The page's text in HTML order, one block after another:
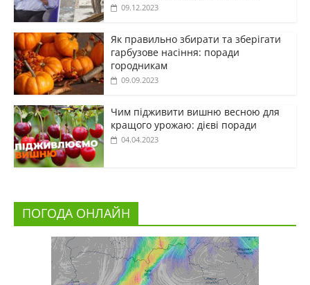
09.12.2023
Як правильно збирати та зберігати
гарбузове насіння: поради
городникам
09.09.2023
Чим підживити вишню весною для
кращого урожаю: дієві поради
04.04.2023
ПОГОДА ОНЛАЙН